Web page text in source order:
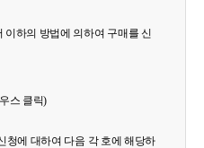
이하의 방법에 의하여 구매를 신
스 클릭)
청에 대하여 다음 각 호에 해당하